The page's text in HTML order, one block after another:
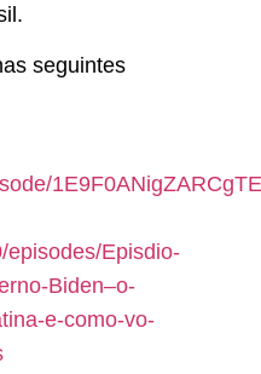
seguintes
episodes/Episdio-
Biden–o-
e-como-vo-